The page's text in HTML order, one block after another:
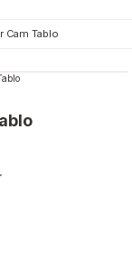
Cam Tablo